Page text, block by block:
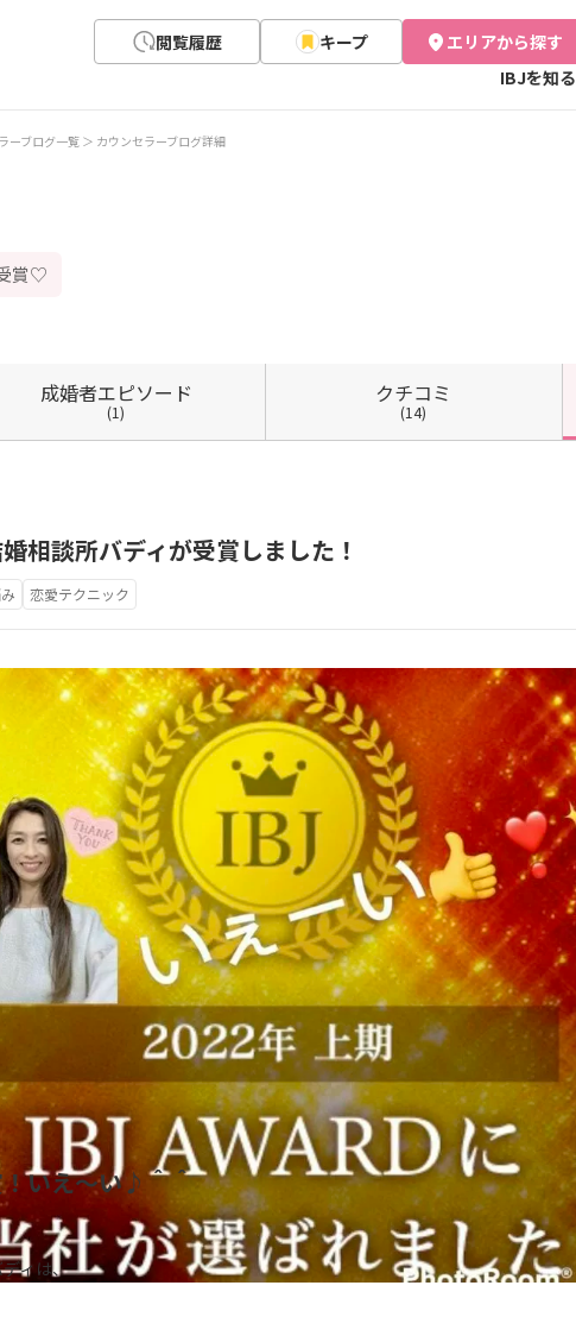
閲覧履歴 キープ エリアから探す
IBJを知る
ーブログ一覧 カウンセラーブログ詳細
賞♡
成婚者エピソード
(1)
クチコミ
(14)
相談所バディが受賞しました！
恋愛テクニック
！いえ～い♪＾＾
ィは、